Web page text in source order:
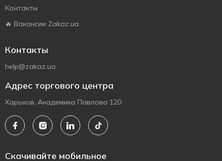
Контакты
🔥 Вакансии Zakaz.ua
Контакты
help@zakaz.ua
Адрес торгового центра
Харьков, Академика Павлова 120
Скачивайте мобильное